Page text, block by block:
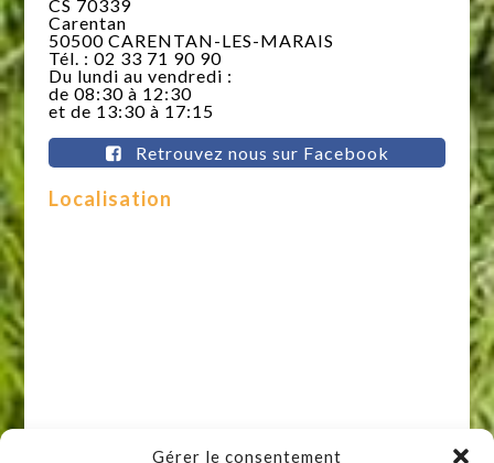
Gérer le consentement
CS 70339
Carentan
50500 CARENTAN-LES-MARAIS
Tél. : 02 33 71 90 90
Du lundi au vendredi :
de 08:30 à 12:30
et de 13:30 à 17:15
Retrouvez nous sur Facebook
Localisation